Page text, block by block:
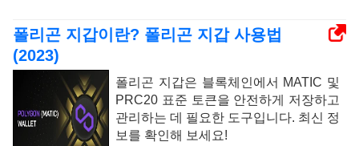
폴리곤 지갑이란? 폴리곤 지갑 사용법
(2023)
폴리곤 지갑은 블록체인에서 MATIC 및
PRC20 표준 토큰을 안전하게 저장하고
관리하는 데 필요한 도구입니다. 최신 정
보를 확인해 보세요!